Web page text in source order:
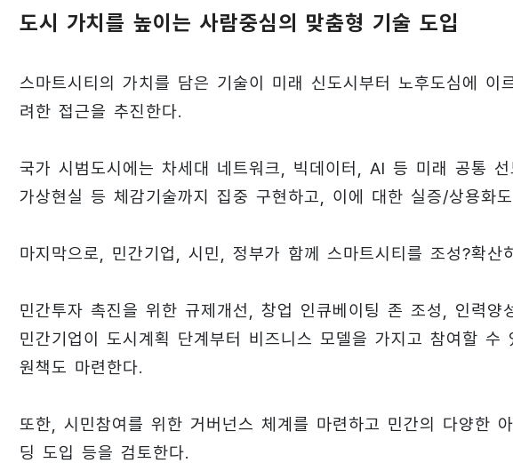
도시 가치를 높이는 사람중심의 맞춤형 기술 도입
스마트시티의 가치를 담은 기술이 미래 신도시부터 노후도심에 이
려한 접근을 추진한다.
국가 시범도시에는 차세대 네트워크, 빅데이터, AI 등 미래 공통
가상현실 등 체감기술까지 집중 구현하고, 이에 대한 실증/상용화
마지막으로, 민간기업, 시민, 정부가 함께 스마트시티를 조성?확
민간투자 촉진을 위한 규제개선, 창업 인큐베이팅 존 조성, 인력
민간기업이 도시계획 단계부터 비즈니스 모델을 가지고 참여할 수
원책도 마련한다.
또한, 시민참여를 위한 거버넌스 체계를 마련하고 민간의 다양한
딩 도입 등을 검토한다.